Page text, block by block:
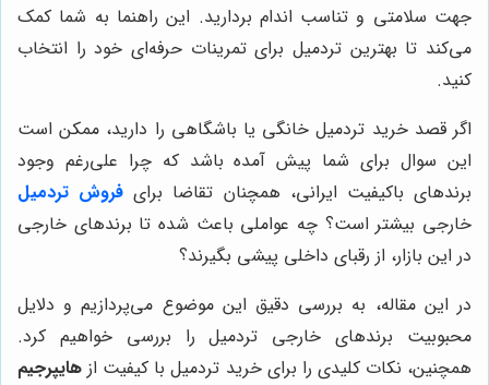
جهت سلامتی و تناسب اندام بردارید. این راهنما به شما کمک
می‌کند تا بهترین تردمیل برای تمرینات حرفه‌ای خود را انتخاب
کنید.
اگر قصد خرید تردمیل خانگی یا باشگاهی را دارید، ممکن است
این سوال برای شما پیش آمده باشد که چرا علی‌رغم وجود
برندهای باکیفیت ایرانی، همچنان تقاضا برای فروش تردمیل
خارجی بیشتر است؟ چه عواملی باعث شده تا برندهای خارجی
در این بازار، از رقبای داخلی پیشی بگیرند؟
در این مقاله، به بررسی دقیق این موضوع می‌پردازیم و دلایل
محبوبیت برندهای خارجی تردمیل را بررسی خواهیم کرد.
همچنین، نکات کلیدی را برای خرید تردمیل با کیفیت از هایپرجیم